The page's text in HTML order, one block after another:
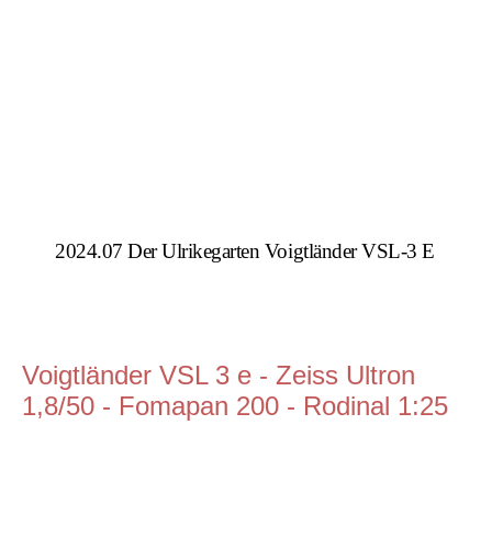
2024.07 Der Ulrikegarten Voigtländer VSL-3 E
Voigtländer VSL 3 e - Zeiss Ultron
1,8/50 - Fomapan 200 - Rodinal 1:25